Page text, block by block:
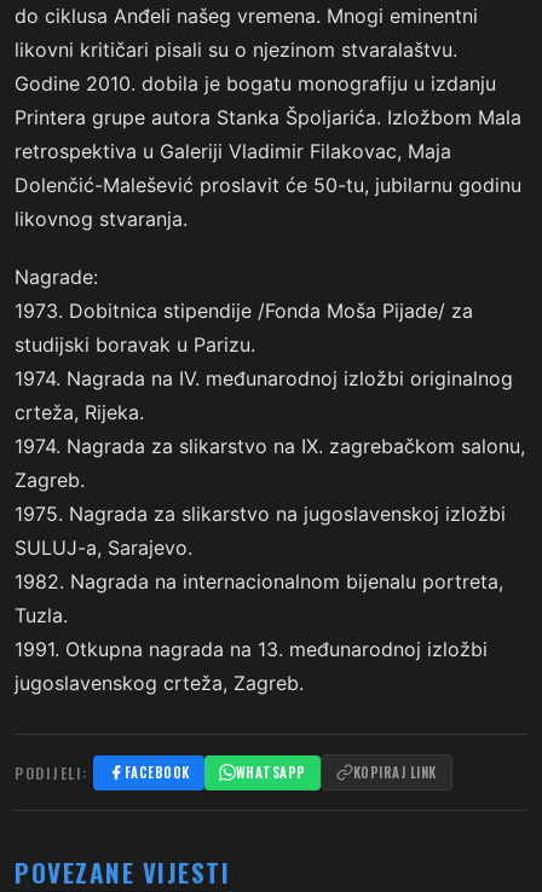
do ciklusa Anđeli našeg vremena. Mnogi eminentni
likovni kritičari pisali su o njezinom stvaralaštvu.
Godine 2010. dobila je bogatu monografiju u izdanju
Printera grupe autora Stanka Špoljarića. Izložbom Mala
retrospektiva u Galeriji Vladimir Filakovac, Maja
Dolenčić-Malešević proslavit će 50-tu, jubilarnu godinu
likovnog stvaranja.
Nagrade:
1973. Dobitnica stipendije /Fonda Moša Pijade/ za
studijski boravak u Parizu.
1974. Nagrada na IV. međunarodnoj izložbi originalnog
crteža, Rijeka.
1974. Nagrada za slikarstvo na IX. zagrebačkom salonu,
Zagreb.
1975. Nagrada za slikarstvo na jugoslavenskoj izložbi
SULUJ-a, Sarajevo.
1982. Nagrada na internacionalnom bijenalu portreta,
Tuzla.
1991. Otkupna nagrada na 13. međunarodnoj izložbi
jugoslavenskog crteža, Zagreb.
PODIJELI: FACEBOOK WHATSAPP KOPIRAJ LINK
POVEZANE VIJESTI